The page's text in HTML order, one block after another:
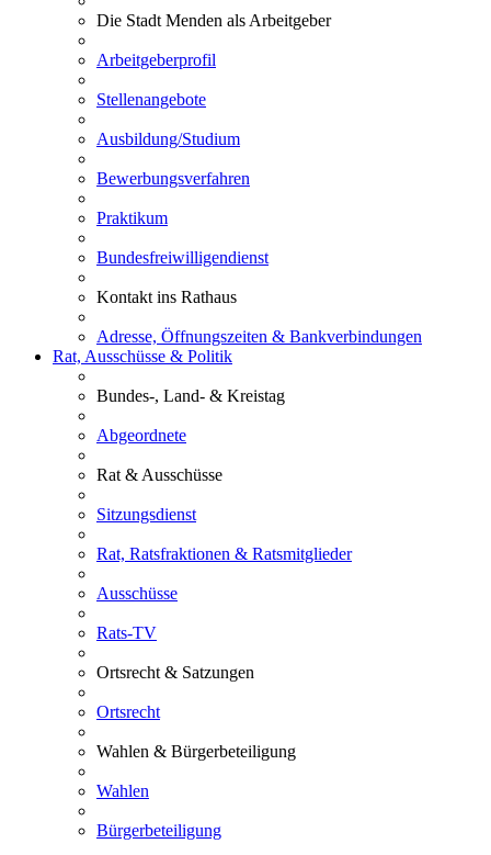
Die Stadt Menden als Arbeitgeber
Arbeitgeberprofil
Stellenangebote
Ausbildung/Studium
Bewerbungsverfahren
Praktikum
Bundesfreiwilligendienst
Kontakt ins Rathaus
Adresse, Öffnungszeiten & Bankverbindungen
Rat, Ausschüsse & Politik
Bundes-, Land- & Kreistag
Abgeordnete
Rat & Ausschüsse
Sitzungsdienst
Rat, Ratsfraktionen & Ratsmitglieder
Ausschüsse
Rats-TV
Ortsrecht & Satzungen
Ortsrecht
Wahlen & Bürgerbeteiligung
Wahlen
Bürgerbeteiligung